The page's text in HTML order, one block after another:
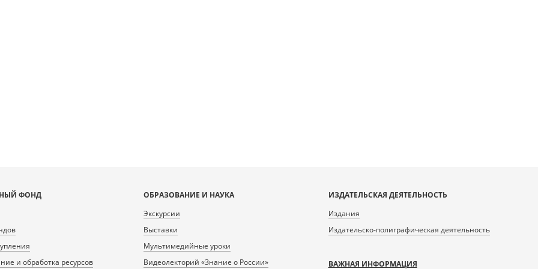
ФОНД
и обработка ресурсов
ОБРАЗОВАНИЕ И НАУКА
Экскурсии
Выставки
Мультимедийные уроки
Видеолекторий «Знание о России»
ИЗДАТЕЛЬСКАЯ ДЕЯТЕЛЬНОСТЬ
Издания
Издательско-полиграфическая деятельность
ВАЖНАЯ ИНФОРМАЦИЯ